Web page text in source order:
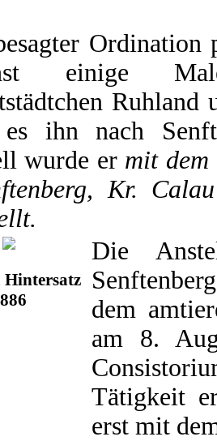
Ordination
einige
Ruhland
ihn nach
wurde er mit dem
Kr.
Die
dem
am 8.
Tätigkeit
erst mit